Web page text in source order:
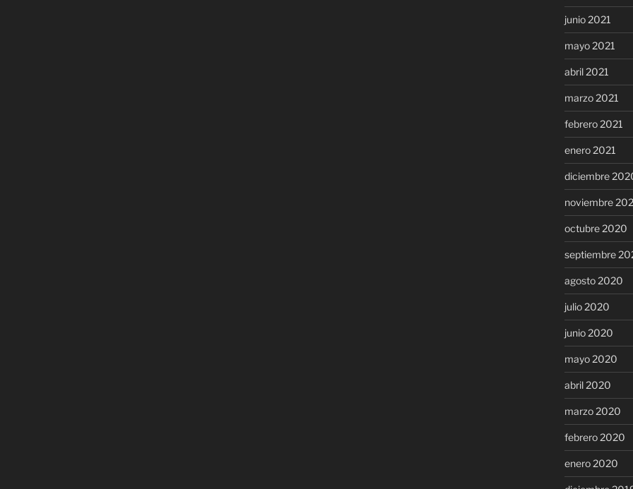
junio 2021
mayo 2021
abril 2021
marzo 2021
febrero 2021
enero 2021
diciembre
noviembre
octubre 2020
septiembre
agosto 2020
julio 2020
junio 2020
mayo 2020
abril 2020
marzo 2020
febrero 2020
enero 2020